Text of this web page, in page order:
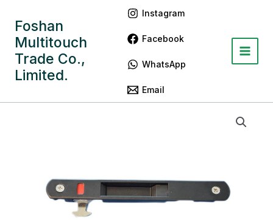
Foshan
Multitouch
Trade Co.,
Limited.
Instagram
Facebook
WhatsApp
Email